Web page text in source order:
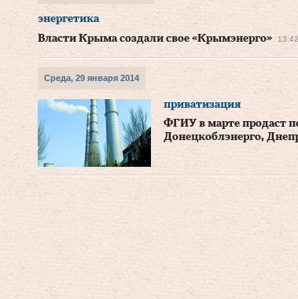
энергетика
Власти Крыма создали свое «Крымэнерго»
13:42
Среда, 29 января 2014
приватизация
ФГИУ в марте продаст
Донецкоблэнерго,